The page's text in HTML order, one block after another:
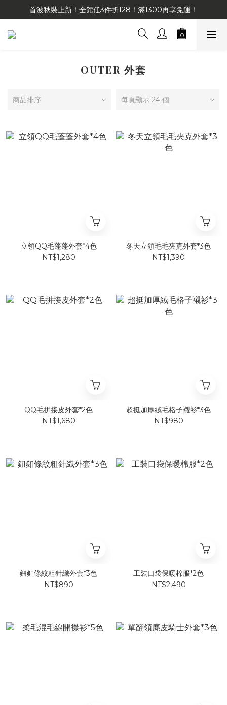
首波秋裝上新！全館任3件折128！滿1300再享免運！
OUTER 外套
商品排序 每頁顯示 24 個
立領QQ毛蓬蓬外套*4色
NT$1,280
冬天立領毛毛夾克外套*3色
NT$1,390
QQ毛拼接皮外套*2色
NT$1,680
超挺加厚絨毛格子襯衫*3色
NT$980
鈕釦條紋粗針織外套*3色
NT$890
工裝口袋保暖棉服*2色
NT$2,490